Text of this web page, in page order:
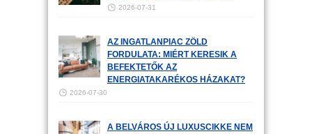
2026-07-31
AZ INGATLANPIAC ZÖLD
FORDULATA: MIÉRT KERESIK A
BEFEKTETŐK AZ
ENERGIATAKARÉKOS HÁZAKAT?
2026-07-30
A BELVÁROS ÚJ LUXUSCIKKE NEM